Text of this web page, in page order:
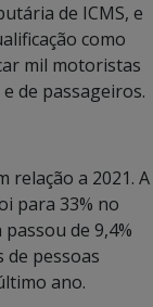
de ICMS, e
como
mil motoristas
de passageiros.
relação a 2021. A
para 33% no
de 9,4%
de pessoas
ano.